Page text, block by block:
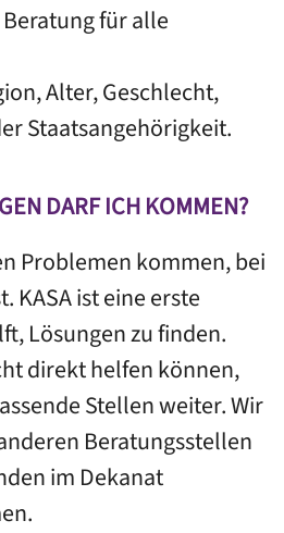
für alle
Alter, Geschlecht,
Staatsangehörigkeit.
DARF ICH KOMMEN?
Problemen kommen, bei
KASA ist eine erste
Lösungen zu finden.
direkt helfen können,
Stellen weiter. Wir
Beratungsstellen
im Dekanat